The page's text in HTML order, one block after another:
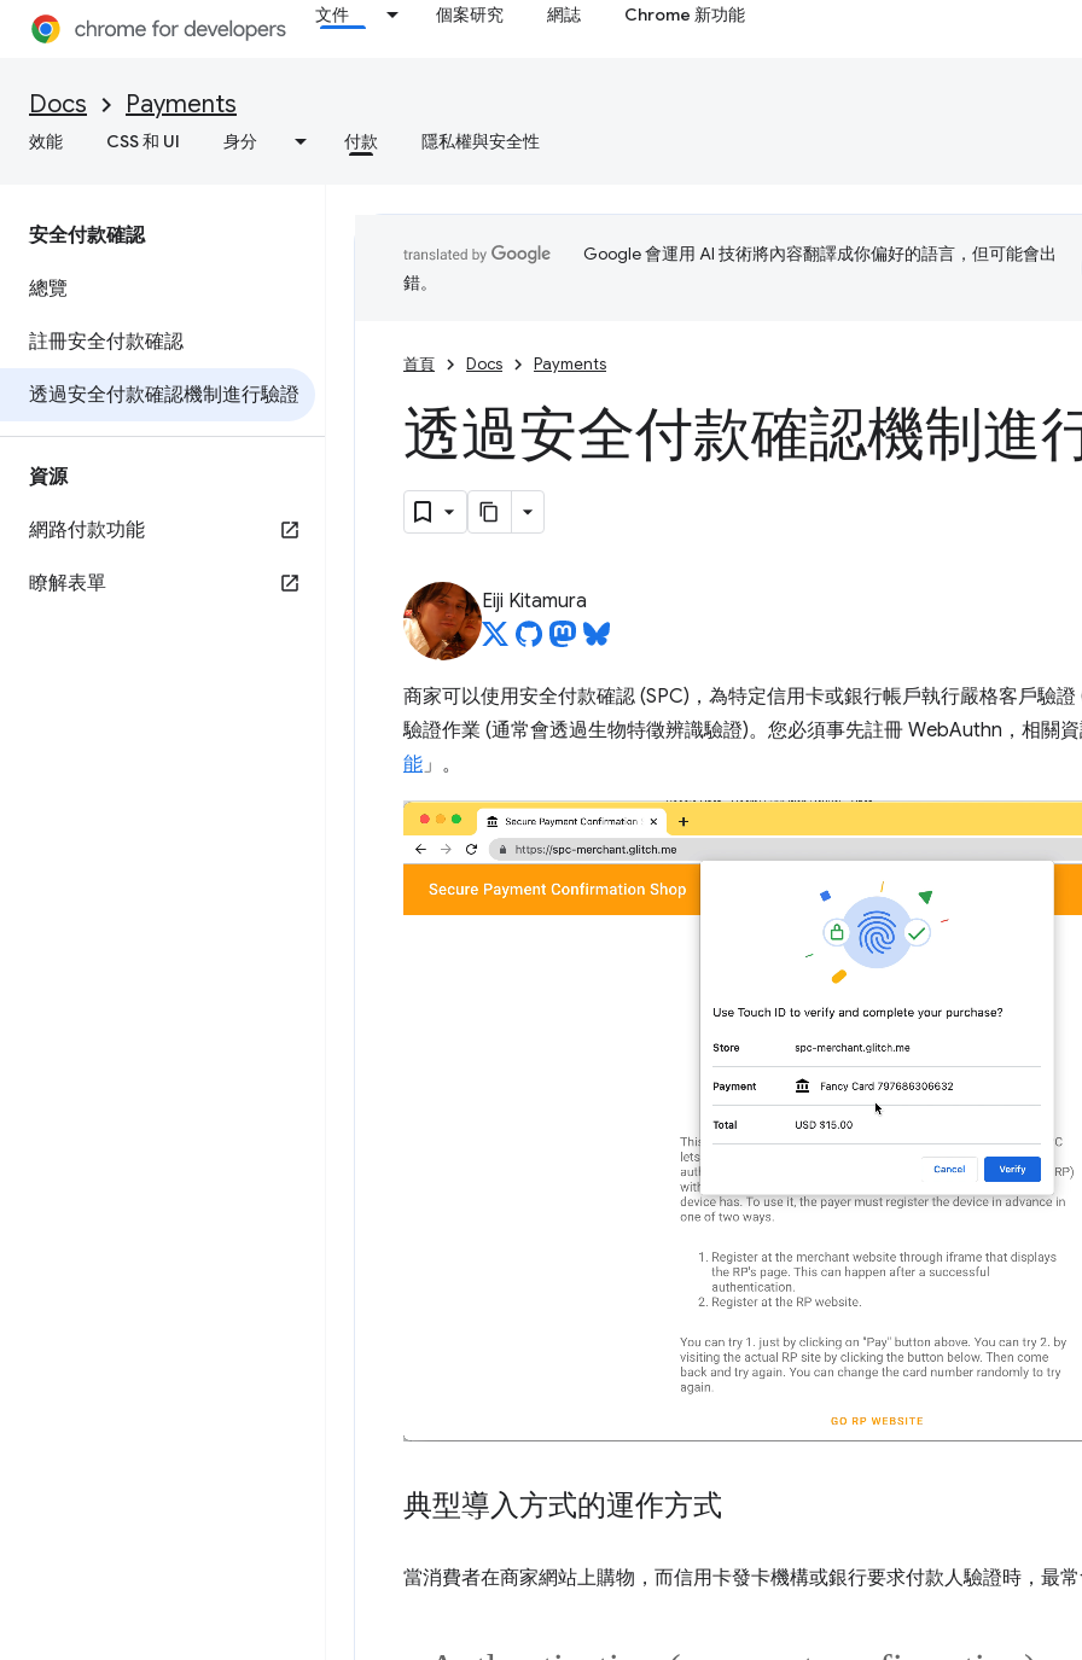
文件 個案研究 網誌 Chrome 新功能
Docs Payments
效能 CSS 和 UI 身分 付款 隱私權與安全性
安全付款確認
總覽
註冊安全付款確認
透過安全付款確認機制進行驗證
資源
網路付款功能
瞭解表單
Google 會運用 AI 技術將內容翻譯成你偏好的語言，但可能會出
錯。
首頁 Docs Payments
透過安全付款確認機制進
Eiji Kitamura
商家可以使用安全付款確認 (SPC)，為特定信用卡或銀行帳戶執行嚴格客戶驗
驗證作業 (通常會透過生物特徵辨識驗證)。您必須事先註冊 WebAuthn，相關資
能」。
典型導入方式的運作方式
當消費者在商家網站上購物，而信用卡發卡機構或銀行要求付款人驗證時，最常